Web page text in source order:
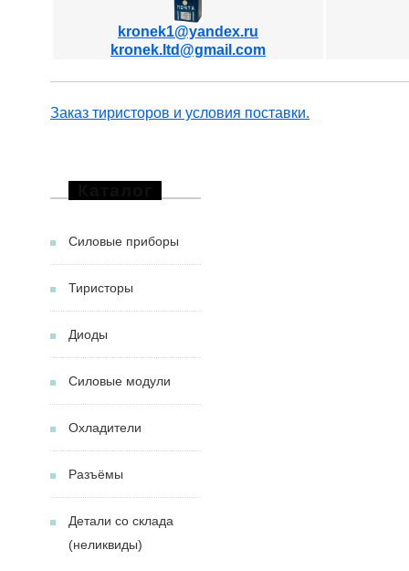
kronek1@yandex.ru
kronek.ltd@gmail.com
Заказ тиристоров и условия поставки.
Силовые приборы
Тиристоры
Диоды
Силовые модули
Охладители
Разъёмы
Детали со склада
(неликвиды)